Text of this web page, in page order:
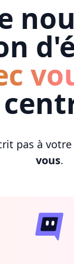
pas à votre
vous.